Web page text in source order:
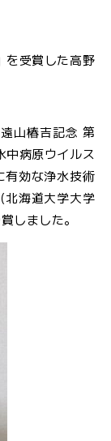
を受賞した高野
山椿吉記念 第
中病原ウイルス
有効な浄水技術
北海道大学大学
しました。